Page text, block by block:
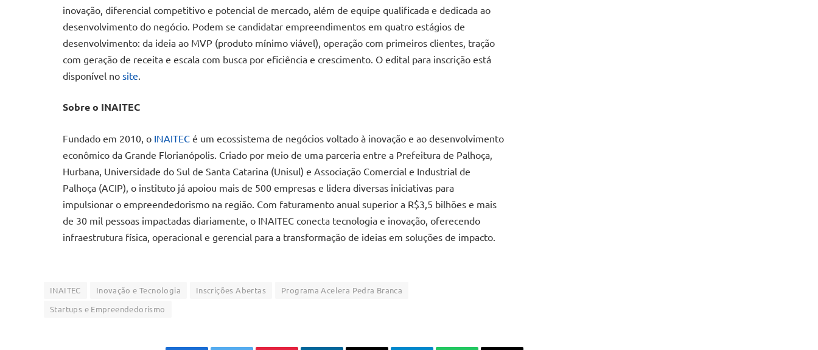
inovação, diferencial competitivo e potencial de mercado, além de equipe qualificada e dedicada ao
desenvolvimento do negócio. Podem se candidatar empreendimentos em quatro estágios de
desenvolvimento: da ideia ao MVP (produto mínimo viável), operação com primeiros clientes, tração
com geração de receita e escala com busca por eficiência e crescimento. O edital para inscrição está
disponível no site
Sobre o INAITEC
Fundado em 2010, o INAITEC é um ecossistema de negócios voltado à inovação e ao desenvolvimento
econômico da Grande Florianópolis. Criado por meio de uma parceria entre a Prefeitura de Palhoça,
Hurbana, Universidade do Sul de Santa Catarina (Unisul) e Associação Comercial e Industrial de
Palhoça (ACIP), o instituto já apoiou mais de 500 empresas e lidera diversas iniciativas para
impulsionar o empreendedorismo na região. Com faturamento anual superior a R$3,5 bilhões e mais
de 30 mil pessoas impactadas diariamente, o INAITEC conecta tecnologia e inovação, oferecendo
infraestrutura física, operacional e gerencial para a transformação de ideias em soluções de impacto.
INAITEC Inovação e Tecnologia Inscrições Abertas
Programa Acelera Pedra Branca
Startups e Empreendedorismo